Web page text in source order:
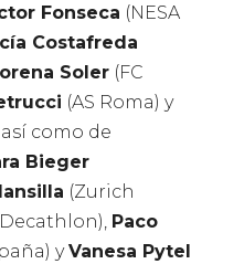
Fonseca (NESA
Costafreda
Soler(FC
(AS Roma) y
así como de
Bieger
(Zurich
Paco
yVanesa Pytel